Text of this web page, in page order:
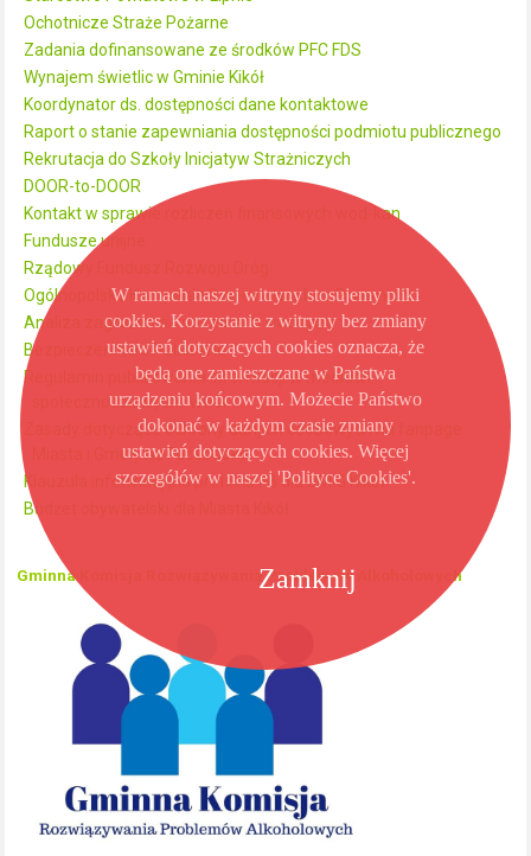
Ochotnicze Straże Pożarne
Zadania dofinansowane ze środków PFC FDS
Wynajem świetlic w Gminie Kikół
Koordynator ds. dostępności dane kontaktowe
Raport o stanie zapewniania dostępności podmiotu publicznego
Rekrutacja do Szkoły Inicjatyw Strażniczych
DOOR-to-DOOR
Kontakt w sprawie rozliczeń finansowych wod-kan
Fundusze unijne
Rządowy Fundusz Rozwoju Dróg
Ogólnopolska Kampania Dzieciństwo bez Przemocy
Analiza zagrożeń na obszarach wodnych
Bezpieczeństwo Publiczne
Regulamin publikowania informacji w mediach
społecznościowych i www
Zasady dotyczące ochrony danych osobowych na fanpage
Miasta i Gminy na Facebooku
Klauzula informacyjna profil na FB dla UMiG Kikół
Budżet obywatelski dla Miasta Kikół
Gminna Komisja Rozwiązywania Problemów Alkoholowych
Zamknij
W ramach naszej witryny stosujemy pliki
cookies. Korzystanie z witryny bez zmiany
ustawień dotyczących cookies oznacza, że
będą one zamieszczane w Państwa
urządzeniu końcowym. Możecie Państwo
dokonać w każdym czasie zmiany
ustawień dotyczących cookies. Więcej
szczegółów w naszej 'Polityce Cookies'.